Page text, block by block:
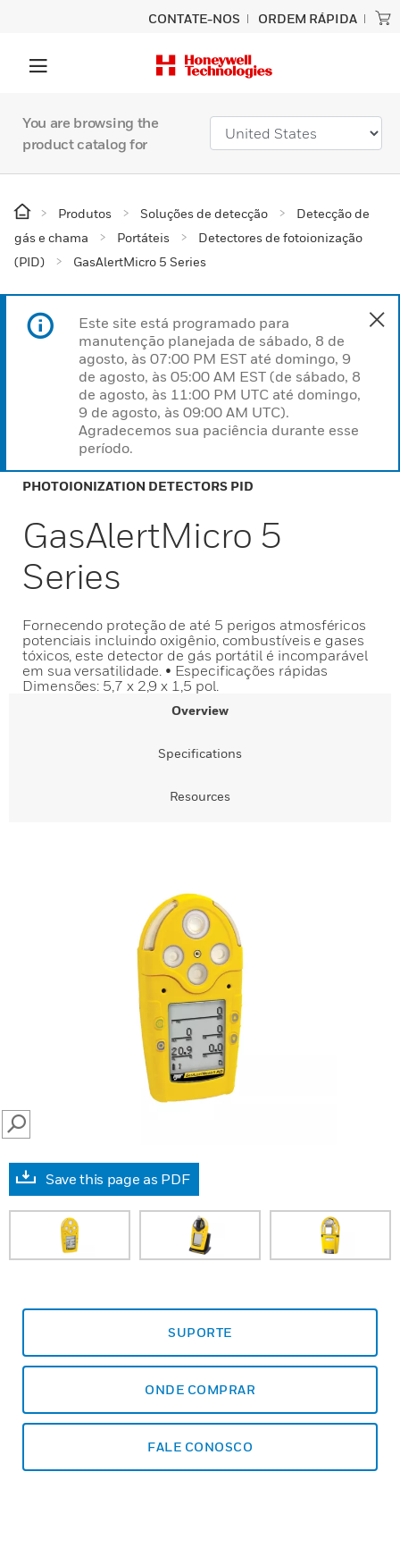
CONTATE-NOS ORDEM RÁPIDA
You are browsing the
product catalog for
Produtos Soluções de detecção
Detecção de
gás e chama
Portáteis
Detectores de fotoionização
(PID)
GasAlertMicro 5 Series
Este site está programado para
manutenção planejada de sábado, 8 de
agosto, às 07:00 PM EST até domingo, 9
de agosto, às 05:00 AM EST (de sábado, 8
de agosto, às 11:00 PM UTC até domingo,
9 de agosto, às 09:00 AM UTC).
Agradecemos sua paciência durante esse
período.
PHOTOIONIZATION DETECTORS PID
GasAlertMicro 5
Series
Fornecendo proteção de até 5 perigos atmosféricos
potenciais incluindo oxigênio, combustíveis e gases
tóxicos, este detector de gás portátil é incomparável
em sua versatilidade. • Especificações rápidas
Dimensões: 5,7 x 2,9 x 1,5 pol.
Overview
Specifications
Resources
SEARCH
Save this page as PDF
SUPORTE
ONDE COMPRAR
FALE CONOSCO